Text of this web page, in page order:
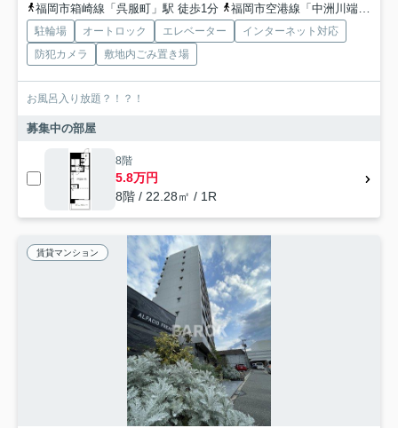
福岡市箱崎線「呉服町」駅 徒歩1分
福岡市空港線「中洲川端」駅 徒歩5分
駐輪場 オートロック エレベーター
インターネット対応
防犯カメラ
敷地内ごみ置き場
お風呂入り放題？！？！
募集中の部屋
8階
5.8万円
8階 / 22.28㎡ / 1R
賃貸マンション